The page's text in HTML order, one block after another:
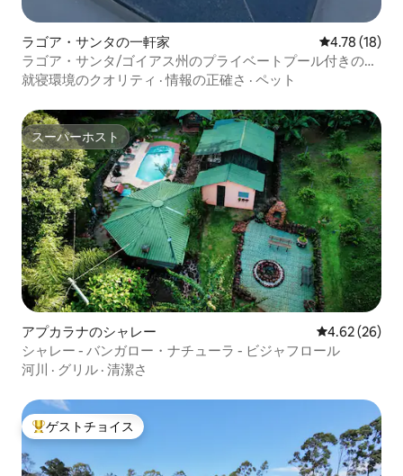
ラゴア・サンタの一軒家 レビュー18
4.78 (18)
ラゴア・サンタ/ゴイアス州のプライベートプール付きのカ
ーサ・ルア。
就寝環境のクオリティ ·情報の正確さ · ペット
スーパーホスト
スーパーホスト
アプカラナのシャレー レビュー26
4.62 (26)
シャレー - バンガロー・ナチューラ - ビジャフロール
河川 · グリル · 清潔さ
大好評のゲストチョイスです。
ゲストチョイス